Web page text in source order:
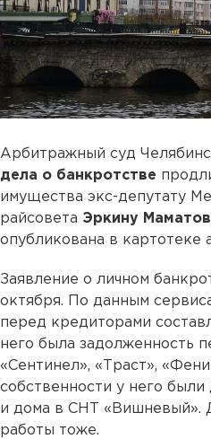
Арбитражный суд
дела о банкротстве
имущества экс-депутату
райсовета Эркину
опубликована в картотеке
Заявление о личном
октября. По данным
перед кредиторами
него была задолженность
«Сентинел», «Траст»,
собственности у него были
и дома в СНТ «Вишневый».
работы тоже.